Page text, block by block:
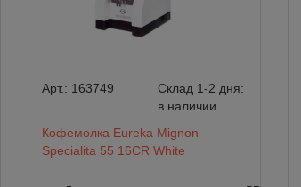
Арт.: 163749
Склад 1-2 дня:
в наличии
Кофемолка Eureka Mignon
Specialita 55 16CR White